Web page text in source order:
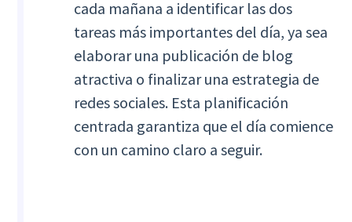
cada mañana a identificar las dos
tareas más importantes del día, ya sea
elaborar una publicación de blog
atractiva o finalizar una estrategia de
redes sociales. Esta planificación
centrada garantiza que el día comience
con un camino claro a seguir.